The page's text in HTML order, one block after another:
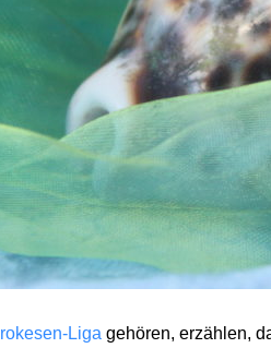
Irokesen-Liga gehören, erzählen,